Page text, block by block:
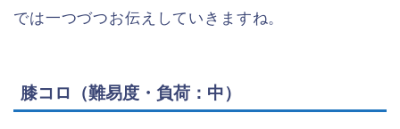
では一つづつお伝えしていきますね。
膝コロ（難易度・負荷：中）